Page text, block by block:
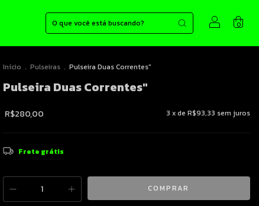
0
Início . Pulseiras . Pulseira Duas Correntes"
Pulseira Duas Correntes"
R$280,00 3 x de R$93,33 sem juros
Frete grátis